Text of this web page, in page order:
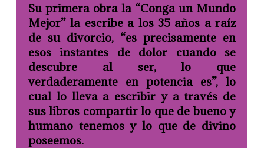
Su primera obra la “Conga un Mundo
Mejor” la escribe a los 35 años a raíz
de su divorcio, “es precisamente en
esos instantes de dolor cuando se
descubre al ser, lo que
verdaderamente en potencia es”, lo
cual lo lleva a escribir y a través de
sus libros compartir lo que de bueno y
humano tenemos y lo que de divino
poseemos.